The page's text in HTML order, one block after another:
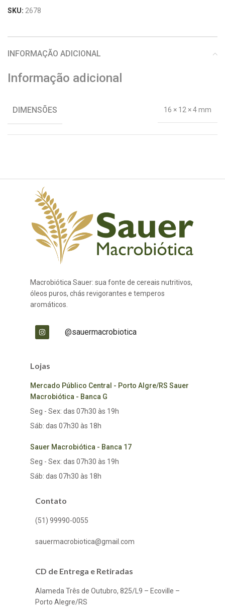
SKU: 2678
INFORMAÇÃO ADICIONAL
Informação adicional
DIMENSÕES 16 × 12 × 4 mm
Macrobiótica Sauer: sua fonte de cereais nutritivos,
óleos puros, chás revigorantes e temperos
aromáticos.
@sauermacrobiotica
Lojas
Mercado Público Central - Porto Algre/RS Sauer
Macrobiótica - Banca G
Seg - Sex: das 07h30 às 19h
Sáb: das 07h30 às 18h
Sauer Macrobiótica - Banca 17
Seg - Sex: das 07h30 às 19h
Sáb: das 07h30 às 18h
Contato
(51) 99990-0055
sauermacrobiotica@gmail.com
CD de Entrega e Retiradas
Alameda Três de Outubro, 825/L9 – Ecoville –
Porto Alegre/RS